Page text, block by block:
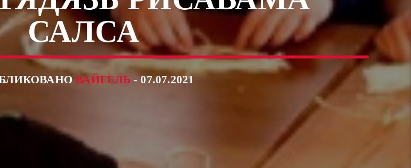
САЛСА
ВАЙГЕЛЬ - 07.07.2021